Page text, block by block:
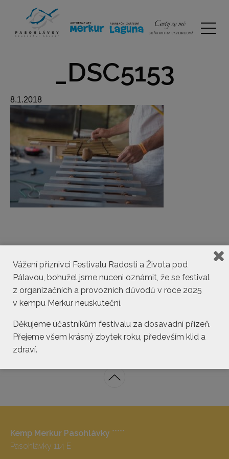
_DSC5153
8.1.2018
kemp@pasohlavky.cz
Kemp Merkur Pasohlávky *****
Pasohlávky 114 E
Vážení příznivci Festivalu Radosti a Života pod
Pálavou, bohužel jsme nuceni oznámit, že se festival
z organizačních a provozních důvodů v roce 2025
v kempu Merkur neuskuteční.
Děkujeme účastníkům festivalu za dosavadní přízeň.
Přejeme všem krásný zbytek roku, především klid a
zdraví.